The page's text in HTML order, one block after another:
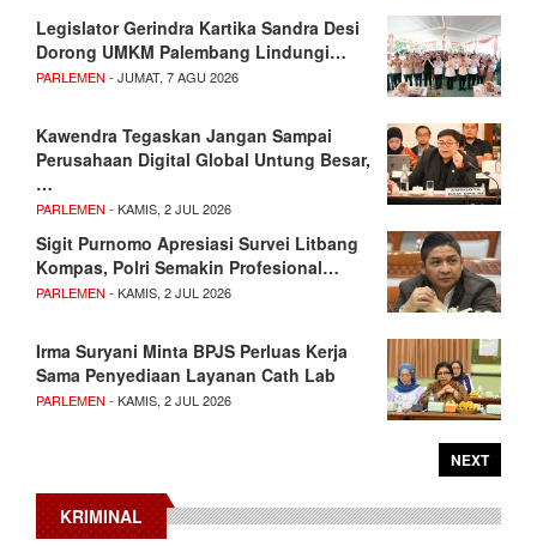
Legislator Gerindra Kartika Sandra Desi
Dorong UMKM Palembang Lindungi…
PARLEMEN - JUMAT, 7 AGU 2026
Kawendra Tegaskan Jangan Sampai
Perusahaan Digital Global Untung Besar,
…
PARLEMEN - KAMIS, 2 JUL 2026
Sigit Purnomo Apresiasi Survei Litbang
Kompas, Polri Semakin Profesional…
PARLEMEN - KAMIS, 2 JUL 2026
Irma Suryani Minta BPJS Perluas Kerja
Sama Penyediaan Layanan Cath Lab
PARLEMEN - KAMIS, 2 JUL 2026
NEXT
KRIMINAL